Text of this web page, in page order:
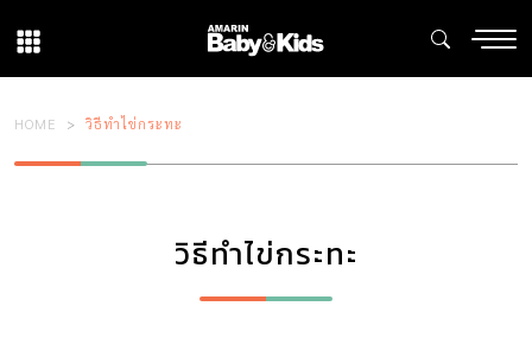
HOME วิธีทำไข่กระทะ
วิธีทำไข่กระทะ